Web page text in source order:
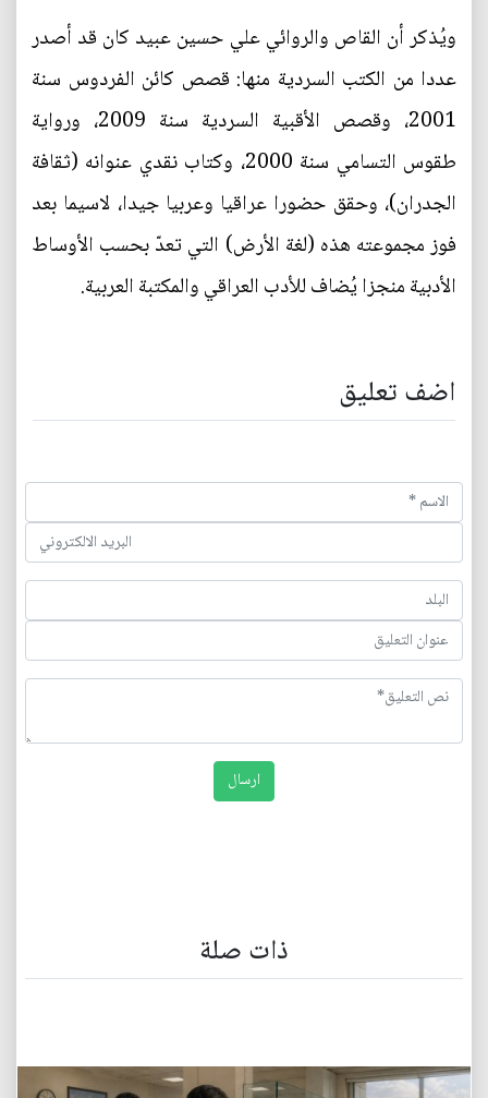
ويُذكر أن القاص والروائي علي حسين عبيد كان قد أصدر
عددا من الكتب السردية منها: قصص كائن الفردوس سنة
2001، وقصص الأقبية السردية سنة 2009، ورواية
طقوس التسامي سنة 2000، وكتاب نقدي عنوانه (ثقافة
الجدران)، وحقق حضورا عراقيا وعربيا جيدا، لاسيما بعد
فوز مجموعته هذه (لغة الأرض) التي تعدّ بحسب الأوساط
الأدبية منجزا يُضاف للأدب العراقي والمكتبة العربية.
اضف تعليق
ذات صلة